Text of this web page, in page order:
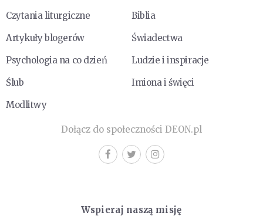
Czytania liturgiczne
Biblia
Artykuły blogerów
Świadectwa
Psychologia na co dzień
Ludzie i inspiracje
Ślub
Imiona i święci
Modlitwy
Dołącz do społeczności DEON.pl
Wspieraj naszą misję